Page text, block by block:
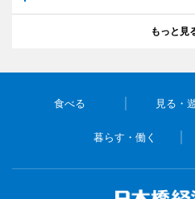
もっと見
食べる 見る・
暮らす・働く